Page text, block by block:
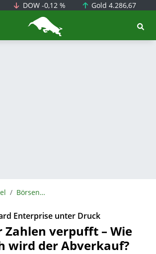
DOW -0,12 % Gold4.286,67
BörsenNEWS.de
BörsenNEWS.de
Enterprise unter Druck
Zahlen verpufft – Wie
wird der Abverkauf?